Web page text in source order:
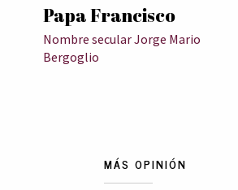
Papa Francisco
Nombre secular Jorge Mario
Bergoglio
MÁS OPINIÓN